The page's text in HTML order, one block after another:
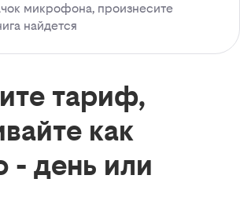
микрофона, произнесите
найдется
тариф,
как
- день или